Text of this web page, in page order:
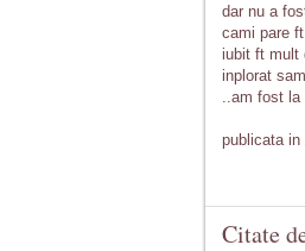
dar nu a
cami pare
iubit ft mult
inplorat
..am fost la
publicata in
Citate